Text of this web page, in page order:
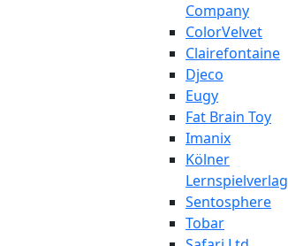
Company
ColorVelvet
Clairefontaine
Djeco
Eugy
Fat Brain Toy
Imanix
Kölner
Lernspielverlag
Sentosphere
Tobar